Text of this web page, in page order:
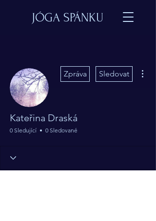
JÓGA SPÁNKU
Zpráva Sledovat
Kateřina Draská
0 Sledující 0 Sledované